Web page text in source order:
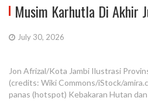
Musim Karhutla Di Akhir
July 30, 2026
Jon Afrizal/Kota Jambi Ilustrasi
(credits: Wiki Commons/iStock/
panas (hotspot) Kebakaran Hutan